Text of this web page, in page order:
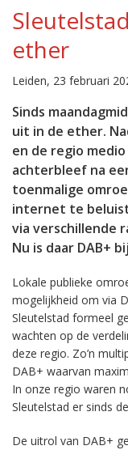
ether
Leiden, 23 februari
Sinds
uit in de ether.
en de regio
achterbleef na
toenmalige
internet te
via verschillende
Nu is daar DAB+
Lokale publieke
mogelijkheid om via
Sleutelstad formeel
wachten op de
deze regio. Zo’n
DAB+ waarvan
In onze regio waren
Sleutelstad er sinds
De uitrol van DAB+